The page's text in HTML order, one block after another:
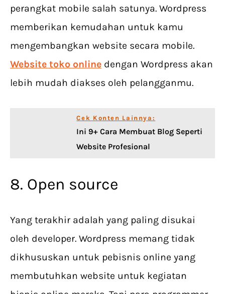
perangkat mobile salah satunya. Wordpress
memberikan kemudahan untuk kamu
mengembangkan website secara mobile.
Website toko online dengan Wordpress akan
lebih mudah diakses oleh pelangganmu.
Cek Konten Lainnya:
Ini 9+ Cara Membuat Blog Seperti
Website Profesional
8. Open source
Yang terakhir adalah yang paling disukai
oleh developer. Wordpress memang tidak
dikhususkan untuk pebisnis online yang
membutuhkan website untuk kegiatan